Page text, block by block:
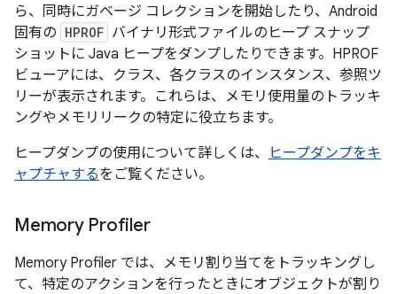
ら、同時にガベージ コレクションを開始したり、Android
固有の HPROF バイナリ形式ファイルのヒープ スナップ
ショットに Java ヒープをダンプしたりできます。HPROF
ビューアには、クラス、各クラスのインスタンス、参照ツ
リーが表示されます。これらは、メモリ使用量のトラッキ
ングやメモリリークの特定に役立ちます。
ヒープダンプの使用について詳しくは、
ヒープダンプをキ
ャプチャするをご覧ください。
Memory Profiler
Memory Profiler では、メモリ割り当てをトラッキングし
て、特定のアクションを行ったときにオブジェクトが割り